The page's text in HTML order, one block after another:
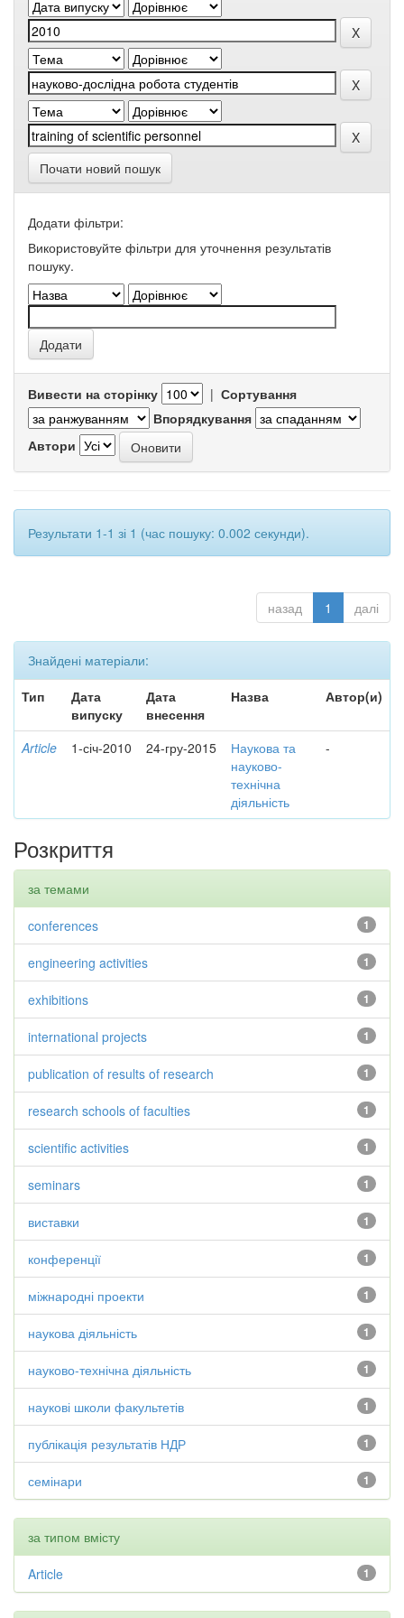
Почати новий пошук
Додати фільтри:
Використовуйте фільтри для уточнення результатів
пошуку.
Вивести на сторінку | Сортування
Впорядкування
Автори
Результати 1-1 зі 1 (час пошуку: 0.002 секунди).
назад 1 далі
Знайдені матеріали:
Тип
Дата
випуску
Дата
внесення
Назва Автор(и)
Article 1-січ-2010 24-гру-2015
Наукова та
науково-
технічна
діяльність
-
Розкриття
за темами
1
conferences
1
engineering activities
1
exhibitions
1
international projects
1
publication of results of research
1
research schools of faculties
1
scientific activities
1
seminars
1
виставки
1
конференції
1
міжнародні проекти
1
наукова діяльність
1
науково-технічна діяльність
1
наукові школи факультетів
1
публікація результатів НДР
1
семінари
за типом вмісту
1
Article